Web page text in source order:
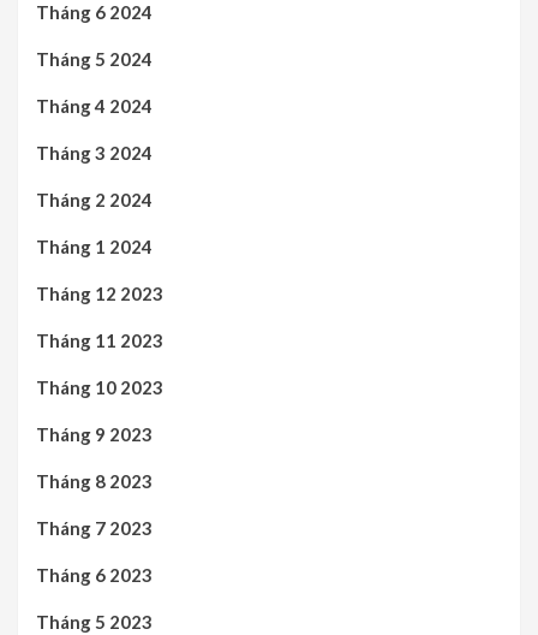
Tháng 6 2024
Tháng 5 2024
Tháng 4 2024
Tháng 3 2024
Tháng 2 2024
Tháng 1 2024
Tháng 12 2023
Tháng 11 2023
Tháng 10 2023
Tháng 9 2023
Tháng 8 2023
Tháng 7 2023
Tháng 6 2023
Tháng 5 2023